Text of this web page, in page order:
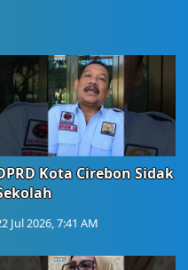
Kota Cirebon Sidak
Jul 2026, 7:41 AM